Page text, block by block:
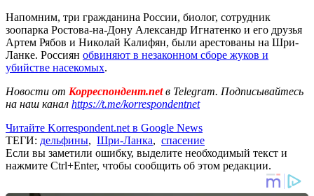
Напомним, три гражданина России, биолог, сотрудник
зоопарка Ростова-на-Дону Александр Игнатенко и его друзья
Артем Рябов и Николай Калифян, были арестованы на Шри-
Ланке. Россиян обвиняют в незаконном сборе жуков и
убийстве насекомых.
Новости от Корреспондент.netв Telegram. Подписывайтесь
на наш канал https://t.me/korrespondentnet
Читайте Korrespondent.net в Google News
ТЕГИ: дельфины, Шри-Ланка, спасение
Если вы заметили ошибку, выделите необходимый текст и
нажмите Ctrl+Enter, чтобы сообщить об этом редакции.